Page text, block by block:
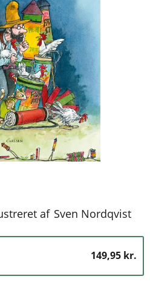
af Sven Nordqvist
149,95 kr.